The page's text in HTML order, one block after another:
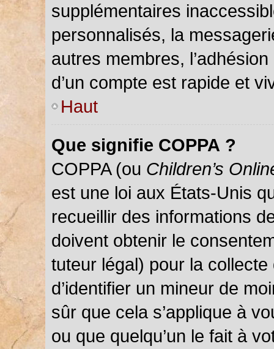
supplémentaires
personnalisés, la
autres membres,
d’un compte est rapide et
Haut
Que signifie COPPA ?
COPPA (ou Children’s
est une loi aux États-Unis
recueillir des informations
doivent obtenir le
tuteur légal) pour la
d’identifier un mineur de
sûr que cela s’applique à
ou que quelqu’un le fait à